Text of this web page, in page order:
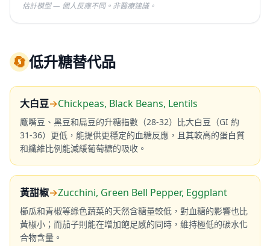
估計模型 — 個人反應不同。非醫療建議。
🔄低升糖替代品
大白豆→Chickpeas, Black Beans, Lentils
鷹嘴豆、黑豆和扁豆的升糖指數（28-32）比大白豆（GI 約
31-36）更低，能提供更穩定的血糖反應，且其較高的蛋白質
和纖維比例能減緩葡萄糖的吸收。
黃甜椒→Zucchini, Green Bell Pepper, Eggplant
櫛瓜和青椒等綠色蔬菜的天然含糖量較低，對血糖的影響也比
黃椒小；而茄子則能在增加飽足感的同時，維持極低的碳水化
合物含量。